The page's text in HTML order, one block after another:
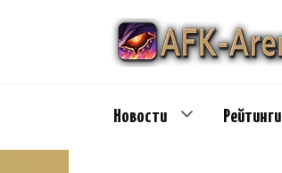
Новости Рейтинги